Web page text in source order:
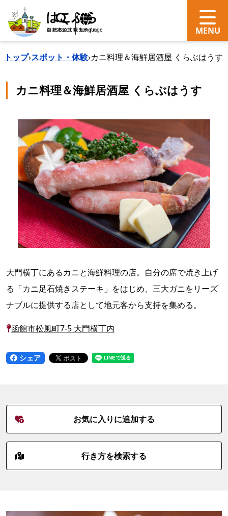
search Language
トップ›スポット・体験›カニ料理＆海鮮居酒屋 くらぶはうす
カニ料理＆海鮮居酒屋 くらぶはうす
大門横丁にあるカニと海鮮料理の店。自分の席で焼き上げ
る「カニ足石焼きステーキ」をはじめ、三大ガニをリーズ
ナブルに提供する店として地元客から支持を集める。
函館市松風町7-5 大門横丁内
シェア
お気に入りに追加する
行き方を検索する